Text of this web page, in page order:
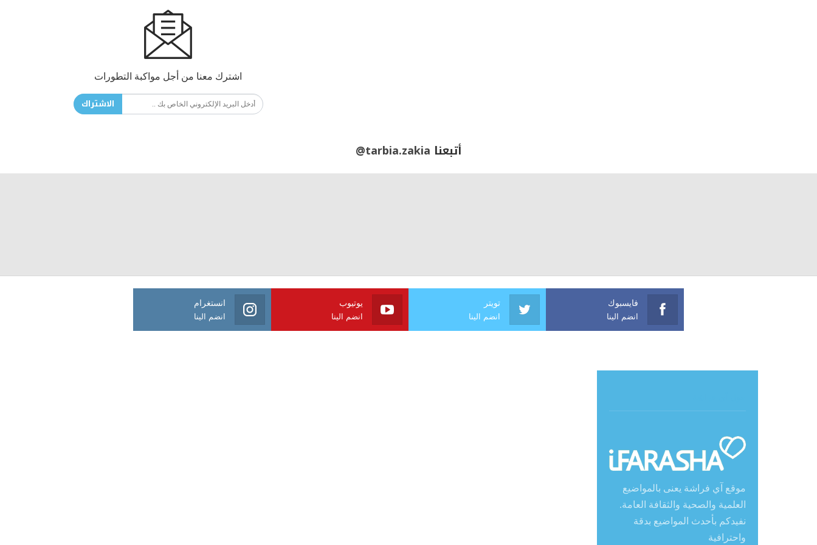
اشترك معنا من أجل مواكبة التطورات
الاشتراك
أتبعنا @tarbia.zakia
فايسبوك
انضم الينا
تويتر
انضم الينا
يوتيوب
انضم الينا
انستغرام
انضم الينا
موقع آي فراشة يعنى بالمواضيع
العلمية والصحية والثقافة العامة.
نفيدكم بأحدث المواضيع بدقة
واحترافية